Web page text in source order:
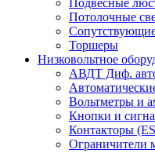
Подвесные
Потолочные
Торшеры
Низковольтное
АВДT Диф.
Вольтметры и
Кнопки и
Контакторы
Ограничители